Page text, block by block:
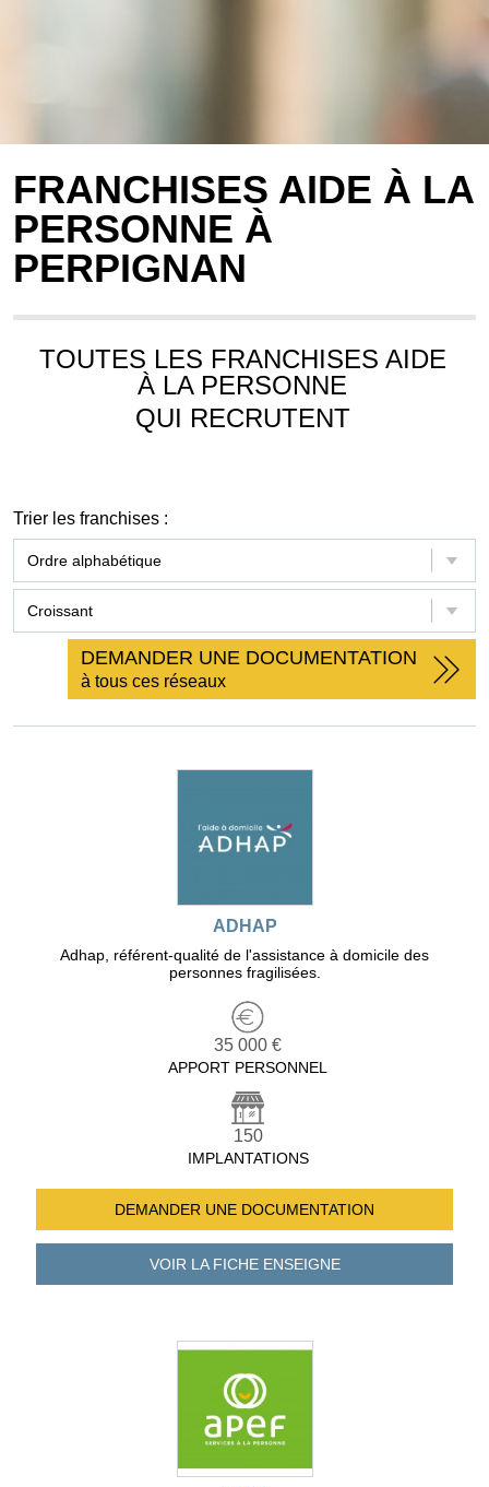
FRANCHISES AIDE À LA
PERSONNE À
PERPIGNAN
TOUTES LES FRANCHISES AIDE
À LA PERSONNE
QUI RECRUTENT
Trier les franchises :
DEMANDER UNE DOCUMENTATION
à tous ces réseaux
ADHAP
Adhap, référent-qualité de l'assistance à domicile des
personnes fragilisées.
35 000 €
APPORT PERSONNEL
150
IMPLANTATIONS
DEMANDER UNE DOCUMENTATION
VOIR LA FICHEENSEIGNE